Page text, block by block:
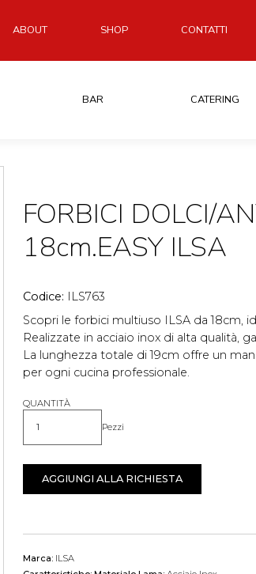
ABOUT SHOP CONTATTI
BAR CATERING
FORBICI DOLCI/
18cm.EASY ILSA
Codice: ILS763
Scopri le forbici multiuso ILSA da 18cm,
Realizzate in acciaio inox di alta qualità,
La lunghezza totale di 19cm offre un
per ogni cucina professionale.
QUANTITÀ
Quantità Pezzi
AGGIUNGI ALLA RICHIESTA
Marca: ILSA